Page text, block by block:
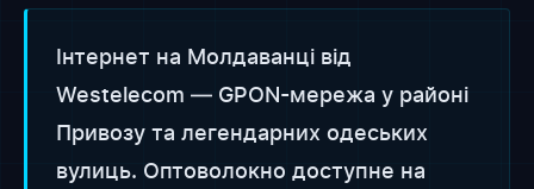
Інтернет на Молдаванці від
Westelecom — GPON-мережа у районі
Привозу та легендарних одеських
вулиць. Оптоволокно доступне на